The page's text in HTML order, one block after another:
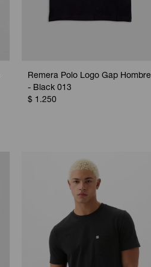
Remera Polo Logo Gap Hombre
- Black 013
$ 1.250